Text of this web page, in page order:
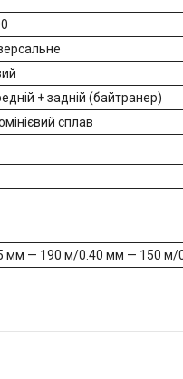
+ задній (байтранер)
сплав
мм — 190 м/0.40 мм — 150 м/